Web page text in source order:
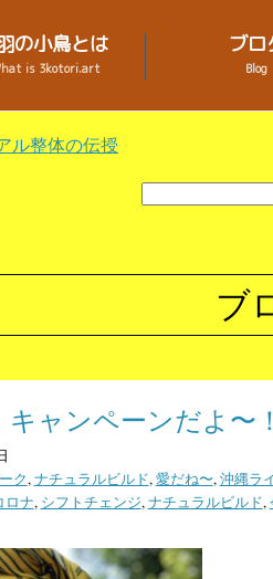
の小鳥とは
is 3kotori.art
ブロ
Blog
ル整体の伝授
ブ
ャンペーンだよ〜
ク,ナチュラルビルド,愛だね〜,沖縄ラ
ロナ, シフトチェンジ,ナチュラルビルド,